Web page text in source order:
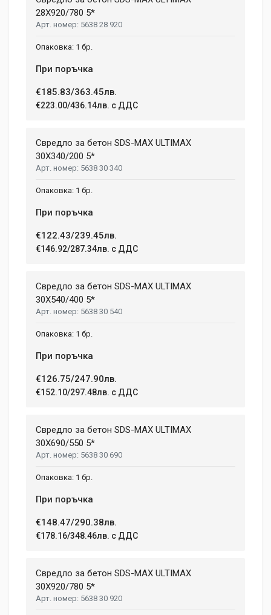
28X920/780 5*
5638 28 920
1 бр.
При поръчка
€185.83/363.45лв.
€223.00/436.14лв. с ДДС
Свредло за бетон SDS-MAX ULTIMAX
30X340/200 5*
5638 30 340
1 бр.
При поръчка
€122.43/239.45лв.
€146.92/287.34лв. с ДДС
Свредло за бетон SDS-MAX ULTIMAX
30X540/400 5*
5638 30 540
1 бр.
При поръчка
€126.75/247.90лв.
€152.10/297.48лв. с ДДС
Свредло за бетон SDS-MAX ULTIMAX
30X690/550 5*
5638 30 690
1 бр.
При поръчка
€148.47/290.38лв.
€178.16/348.46лв. с ДДС
Свредло за бетон SDS-MAX ULTIMAX
30X920/780 5*
5638 30 920